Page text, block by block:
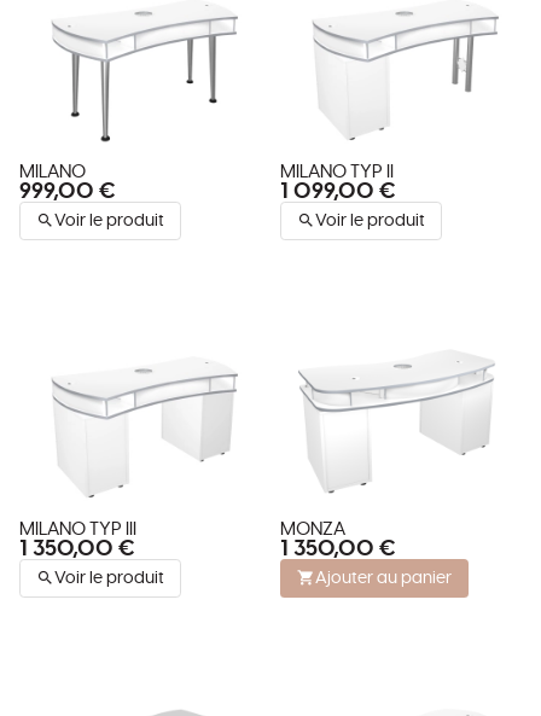
MILANO
999,00 €
Voir le produit
MILANO TYP II
1 099,00 €
Voir le produit
MILANO TYP III
1 350,00 €
Voir le produit
MONZA
1 350,00 €
Ajouter au panier